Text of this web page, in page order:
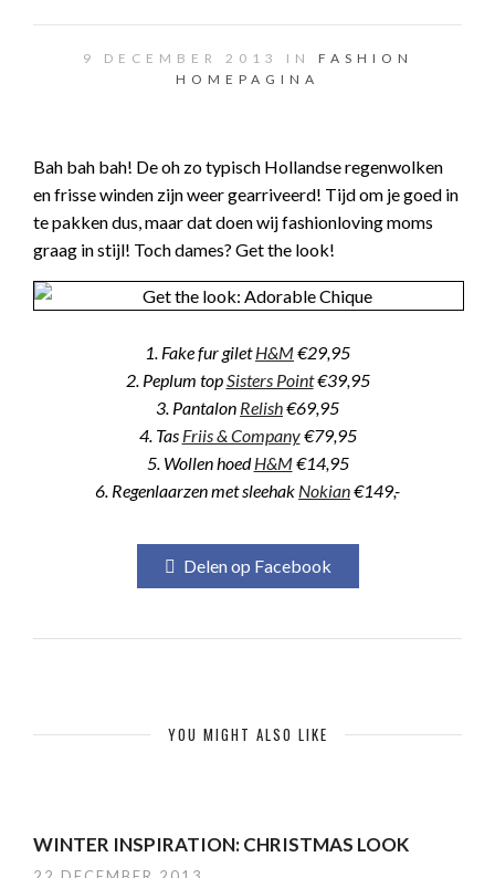
9 DECEMBER 2013 IN FASHION
HOMEPAGINA
Bah bah bah! De oh zo typisch Hollandse regenwolken
en frisse winden zijn weer gearriveerd! Tijd om je goed in
te pakken dus, maar dat doen wij fashionloving moms
graag in stijl! Toch dames? Get the look!
1. Fake fur giletH&M€29,95
2. Peplum topSisters Point€39,95
3. Pantalon Relish€69,95
4. Tas Friis & Company€79,95
5. Wollen hoedH&M€14,95
6. Regenlaarzen met sleehak Nokian€149,-
Delen op Facebook
YOU MIGHT ALSO LIKE
WINTER INSPIRATION: CHRISTMAS LOOK